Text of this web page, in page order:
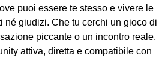
puoi essere te stesso e vivere le
né giudizi. Che tu cerchi un gioco di
piccante o un incontro reale,
attiva, diretta e compatibile con